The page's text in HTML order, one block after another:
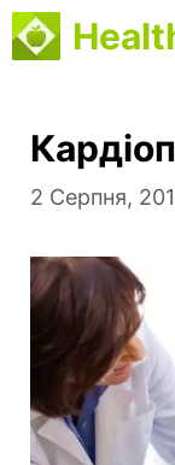
Перейти
до
2 Серпня,